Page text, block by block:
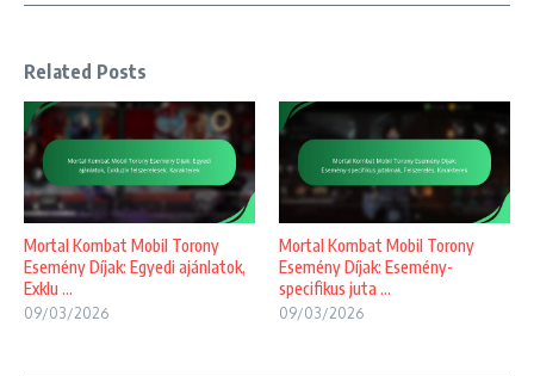
Related Posts
Mortal Kombat Mobil Torony
Esemény Díjak: Egyedi ajánlatok,
Exklu ...
09/03/2026
Mortal Kombat Mobil Torony
Esemény Díjak: Esemény-
specifikus juta ...
09/03/2026